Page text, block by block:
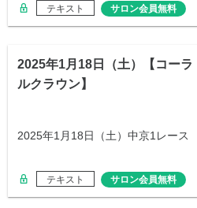
テキスト サロン会員無料
2025年1月18日（土）【コーラ
ルクラウン】
2025年1月18日（土）中京1レース
テキスト サロン会員無料